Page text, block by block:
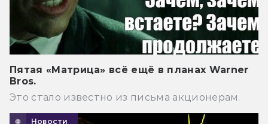
Пятая «Матрица» всё ещё в планах Warner
Bros.
Это стало известно из письма акционерам.
Новости